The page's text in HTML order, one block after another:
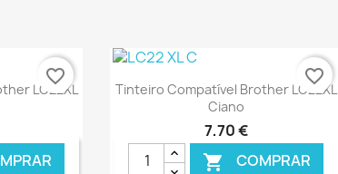
LC22XL
favorite_border Ver+
Tinteiro Compatível Brother LC22XL
Ciano
7,70 €
 COMPRAR
favorite_border